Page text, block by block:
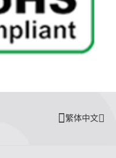
繁体中文